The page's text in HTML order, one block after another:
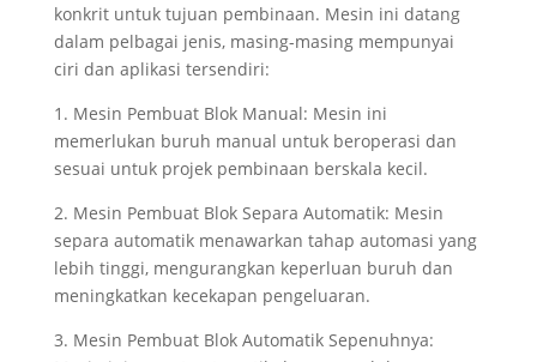
konkrit untuk tujuan pembinaan. Mesin ini datang
dalam pelbagai jenis, masing-masing mempunyai
ciri dan aplikasi tersendiri:
1. Mesin Pembuat Blok Manual: Mesin ini
memerlukan buruh manual untuk beroperasi dan
sesuai untuk projek pembinaan berskala kecil.
2. Mesin Pembuat Blok Separa Automatik: Mesin
separa automatik menawarkan tahap automasi yang
lebih tinggi, mengurangkan keperluan buruh dan
meningkatkan kecekapan pengeluaran.
3. Mesin Pembuat Blok Automatik Sepenuhnya: